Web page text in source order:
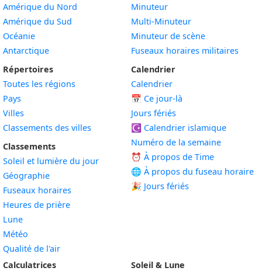
Amérique du Nord
Amérique du Sud
Océanie
Antarctique
Répertoires
Toutes les régions
Pays
Villes
Classements des villes
Classements
Soleil et lumière du jour
Géographie
Fuseaux horaires
Heures de prière
Lune
Météo
Qualité de l'air
Minuteur
Multi-Minuteur
Minuteur de scène
Fuseaux horaires militaires
Calendrier
Calendrier
📅 Ce jour-là
Jours fériés
☪️ Calendrier islamique
Numéro de la semaine
⏰ À propos de Time
🌐 À propos du fuseau horaire
🎉 Jours fériés
Calculatrices
Soleil & Lune